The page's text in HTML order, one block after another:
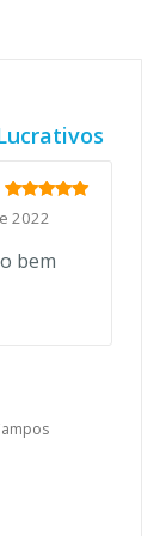
Avaliação
de 5
2022
bem